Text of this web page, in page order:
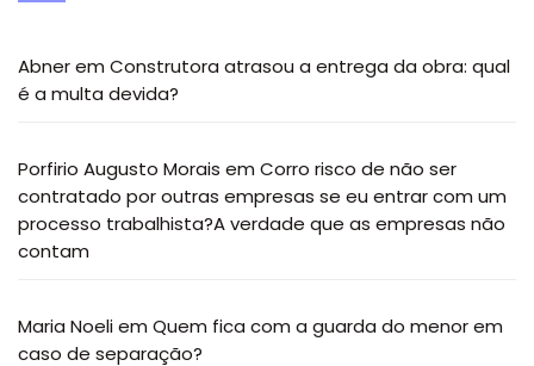
Abnerem Construtora atrasou a entrega da obra: qual
é a multa devida?
Porfirio Augusto Morais em Corro risco de não ser
contratado por outras empresas se eu entrar com um
processo trabalhista?A verdade que as empresas não
contam
Maria Noeliem Quem fica com a guarda do menor em
caso de separação?